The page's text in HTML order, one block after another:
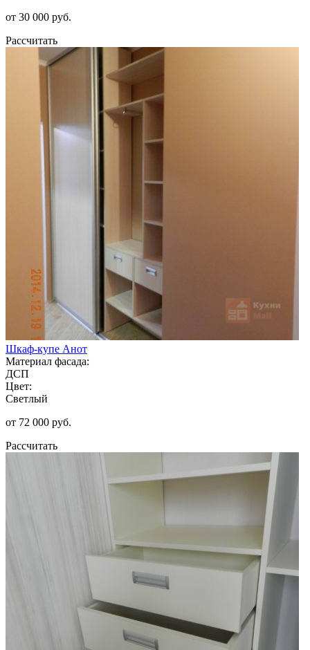
от 30 000 руб.
Рассчитать
Шкаф-купе Анот
Материал фасада:
ДСП
Цвет:
Светлый
от 72 000 руб.
Рассчитать